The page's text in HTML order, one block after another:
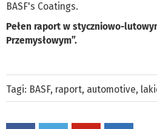
BASF's Coatings.
Pełen raport w styczniowo-
Przemysłowym”.
Tagi: BASF, raport, automotive,